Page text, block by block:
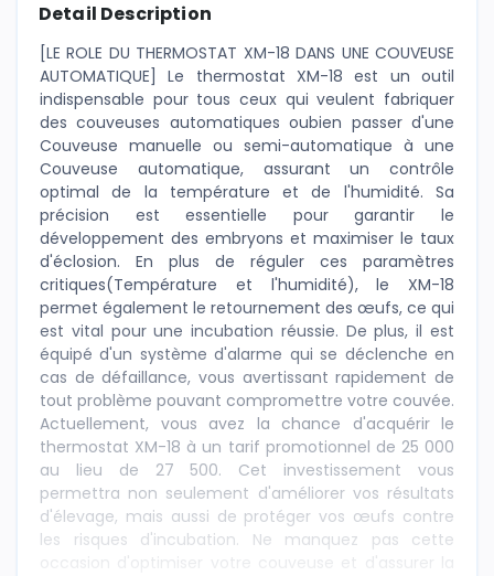
Detail Description
[LE ROLE DU THERMOSTAT XM-18 DANS UNE COUVEUSE
AUTOMATIQUE] Le thermostat XM-18 est un outil
indispensable pour tous ceux qui veulent fabriquer
des couveuses automatiques oubien passer d'une
Couveuse manuelle ou semi-automatique à une
Couveuse automatique, assurant un contrôle
optimal de la température et de l'humidité. Sa
précision est essentielle pour garantir le
développement des embryons et maximiser le taux
d'éclosion. En plus de réguler ces paramètres
critiques(Température et l'humidité), le XM-18
permet également le retournement des œufs, ce qui
est vital pour une incubation réussie. De plus, il est
équipé d'un système d'alarme qui se déclenche en
cas de défaillance, vous avertissant rapidement de
tout problème pouvant compromettre votre couvée.
Actuellement, vous avez la chance d'acquérir le
thermostat XM-18 à un tarif promotionnel de 25 000
au lieu de 27 500. Cet investissement vous
permettra non seulement d'améliorer vos résultats
d'élevage, mais aussi de protéger vos œufs contre
les risques d'incubation. Ne manquez pas cette
occasion d'optimiser votre couveuse et d'assurer la